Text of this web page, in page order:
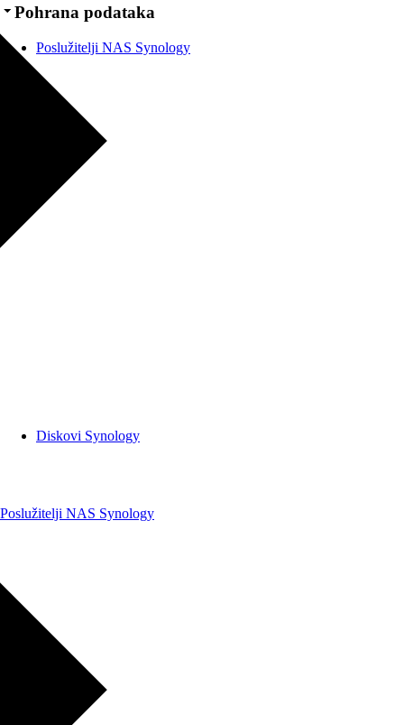
Poslužitelji NAS Synology
Pohrana podataka
Poslužitelji NAS Synology
Diskovi Synology